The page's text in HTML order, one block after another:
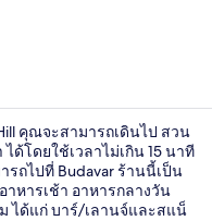
คุณจะสามารถเดินไป สวน
ด้โดยใช้เวลาไม่เกิน 15 นาที
รถไปที่ Budavar ร้านนี้เป็น
าหารเช้า อาหารกลางวัน
ได้แก่ บาร์/เลานจ์และสแน็